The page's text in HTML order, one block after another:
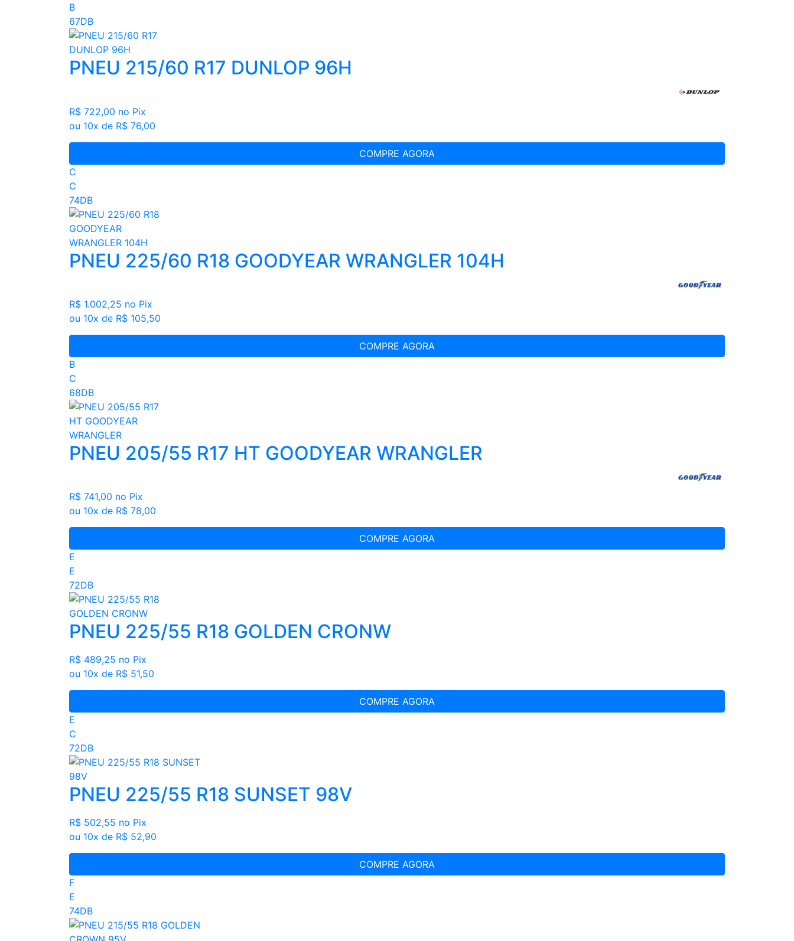
B
67DB
PNEU 215/60 R17 DUNLOP 96H
R$ 722,00 no Pix
ou 10x de R$ 76,00
COMPRE AGORA
C
C
74DB
PNEU 225/60 R18 GOODYEAR WRANGLER 104H
R$ 1.002,25 no Pix
ou 10x de R$ 105,50
COMPRE AGORA
B
C
68DB
PNEU 205/55 R17 HT GOODYEAR WRANGLER
R$ 741,00 no Pix
ou 10x de R$ 78,00
COMPRE AGORA
E
E
72DB
PNEU 225/55 R18 GOLDEN CRONW
R$ 489,25 no Pix
ou 10x de R$ 51,50
COMPRE AGORA
E
C
72DB
PNEU 225/55 R18 SUNSET 98V
R$ 502,55 no Pix
ou 10x de R$ 52,90
COMPRE AGORA
F
E
74DB